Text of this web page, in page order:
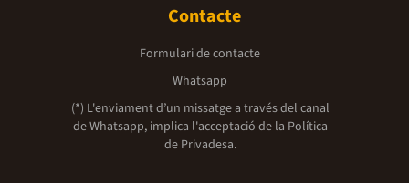
Contacte
Formulari de contacte
Whatsapp
(*) L'enviament d’un missatge a través del canal
de Whatsapp, implica l'acceptació de la Política
de Privadesa.